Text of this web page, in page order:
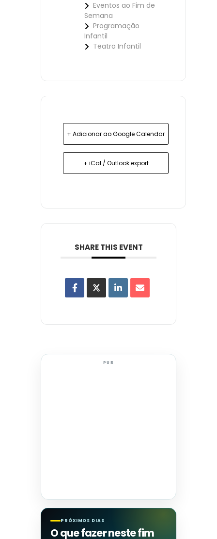
Eventos ao Fim de
Semana
Programação
Infantil
Teatro Infantil
+ Adicionar ao Google Calendar
+ iCal / Outlook export
SHARE THIS EVENT
PUB
PRÓXIMOS DIAS
O que fazer neste fim